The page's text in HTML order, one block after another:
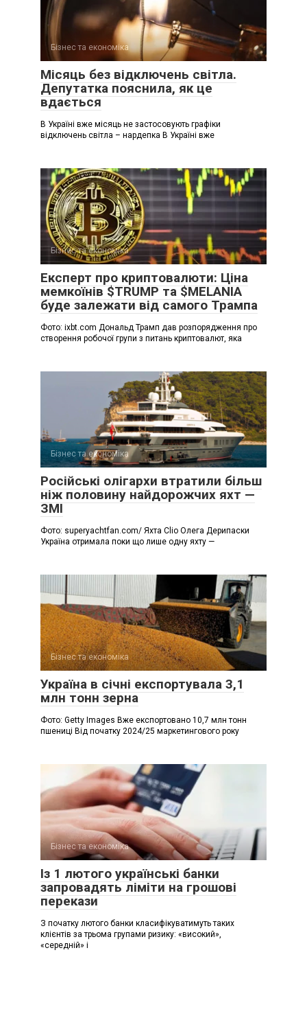
Бізнес та економіка
Місяць без відключень світла.
Депутатка пояснила, як це
вдається
В Україні вже місяць не застосовують графіки
відключень світла – нардепка В Україні вже
Бізнес та економіка
Експерт про криптовалюти: Ціна
мемкоїнів $TRUMP та $MELANIA
буде залежати від самого Трампа
Фото: ixbt.com Дональд Трамп дав розпорядження про
створення робочої групи з питань криптовалют, яка
Бізнес та економіка
Російські олігархи втратили більш
ніж половину найдорожчих яхт —
ЗМІ
Фото: superyachtfan.com/ Яхта Clio Олега Дерипаски
Україна отримала поки що лише одну яхту —
Бізнес та економіка
Україна в січні експортувала 3,1
млн тонн зерна
Фото: Getty Images Вже експортовано 10,7 млн тонн
пшениці Від початку 2024/25 маркетингового року
Бізнес та економіка
Із 1 лютого українські банки
запровадять ліміти на грошові
перекази
З початку лютого банки класифікуватимуть таких
клієнтів за трьома групами ризику: «високий»,
«середній» і